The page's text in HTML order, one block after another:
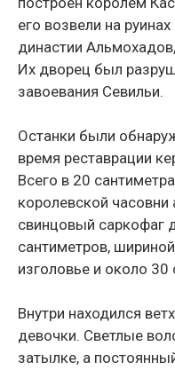
его возвели на
династии
Их дворец был
завоевания Севильи.
Останки были
время реставрации
Всего в 20
королевской часовни
свинцовый саркофаг
сантиметров,
изголовье и около 30
Внутри находился
девочки. Светлые
затылке, а